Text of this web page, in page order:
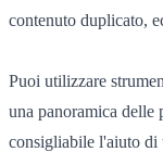
contenuto duplicato,
Puoi utilizzare
una panoramica delle
consigliabile l'aiuto di